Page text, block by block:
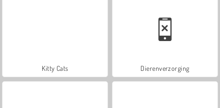
Kitty Cats Dierenverzorging